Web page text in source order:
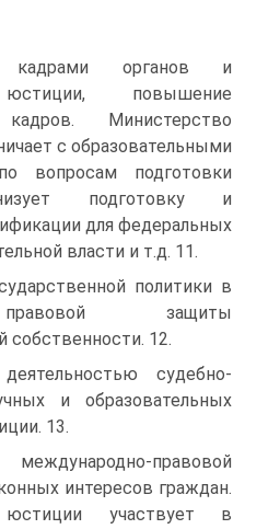
кадрами органов и
повышение
Министерство
с образовательными
вопросам подготовки
подготовку и
для федеральных
власти и т.д. 11.
политики в
защиты
собственности. 12.
судебно-
и образовательных
13.
правовой
интересов граждан.
юстиции участвует в